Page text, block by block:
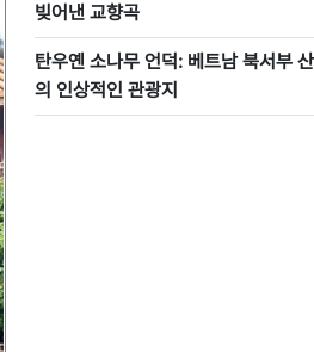
빚어낸 교향곡
탄우옌 소나무 언덕: 베트남 북서부
의 인상적인 관광지